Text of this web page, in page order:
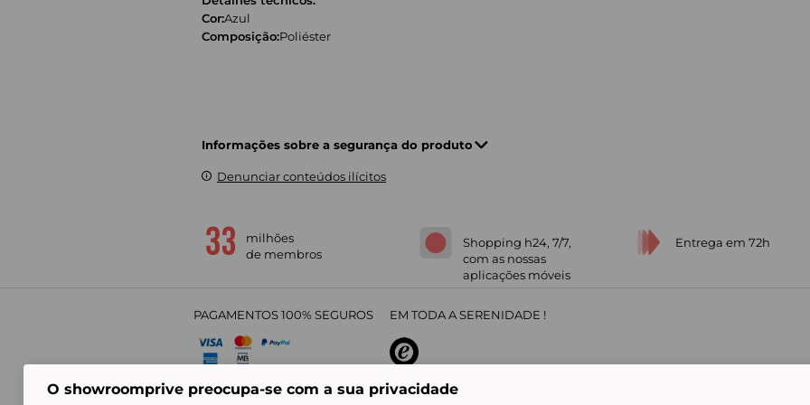
Cor:Azul
Composição:Poliéster
Informações sobre a segurança do produto
Denunciar conteúdos ilícitos
milhões
de membros
Shopping h24, 7/7,
com as nossas
aplicações móveis
Entrega em 72h
PAGAMENTOS 100% SEGUROS EM TODA A SERENIDADE !
4,31/5 sobre
O showroomprive preocupa-se com a sua privacidade